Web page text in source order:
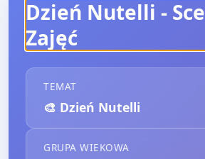
Dzień Nutelli -
Zajęć
TEMAT
🎨 Dzień Nutelli
GRUPA WIEKOWA